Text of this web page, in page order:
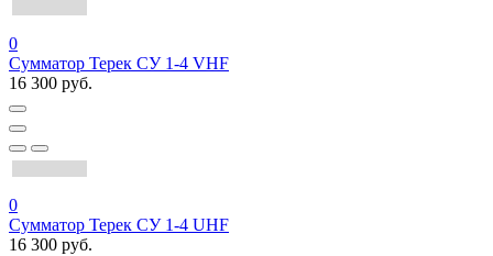
0
Сумматор Терек СУ 1-4 VHF
16 300 руб.
0
Сумматор Терек СУ 1-4 UHF
16 300 руб.